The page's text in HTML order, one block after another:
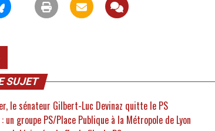
SUJET
le sénateur Gilbert-Luc Devinaz quitte le PS
groupe PS/Place Publique à la Métropole de Lyon